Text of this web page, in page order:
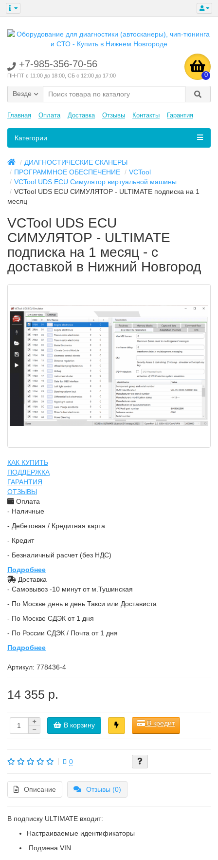
+7-985-356-70-56
ПН-ПТ с 11:00 до 18:00, СБ с 12:00 до 17:00 0
Везде
Главная Оплата Доставка Отзывы Контакты Гарантия
Категории
ДИАГНОСТИЧЕСКИЕ СКАНЕРЫ
ПРОГРАММНОЕ ОБЕСПЕЧЕНИЕ
VCTool
VCTool UDS ECU Симулятор виртуальной машины
VCTool UDS ECU СИМУЛЯТОР - ULTIMATE подписка на 1
месяц
VCTool UDS ECU
СИМУЛЯТОР - ULTIMATE
подписка на 1 месяц - с
доставкой в Нижний Новгород
КАК КУПИТЬ
ПОДДЕРЖКА
ГАРАНТИЯ
ОТЗЫВЫ
Оплата
- Наличные
- Дебетовая / Кредитная карта
- Кредит
- Безналичный расчет (без НДС)
Подробнее
Доставка
- Самовывоз -10 минут от м.Тушинская
- По Москве день в день Такси или Достависта
- По Москве СДЭК от 1 дня
- По России СДЭК / Почта от 1 дня
Подробнее
Артикул: 778436-4
14 355 р.
В корзину В кредит
0
Описание Отзывы (0)
В подписку ULTIMATE входит:
Настраиваемые идентификаторы
Подмена VIN